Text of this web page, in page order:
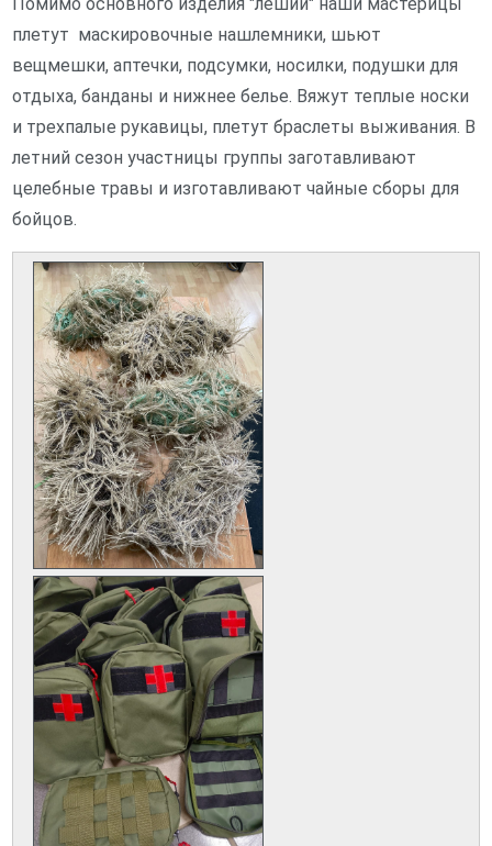
плетут маскировочные нашлемники, шьют
вещмешки, аптечки, подсумки, носилки, подушки для
отдыха, банданы и нижнее белье. Вяжут теплые носки
и трехпалые рукавицы, плетут браслеты выживания. В
летний сезон участницы группы заготавливают
целебные травы и изготавливают чайные сборы для
бойцов.